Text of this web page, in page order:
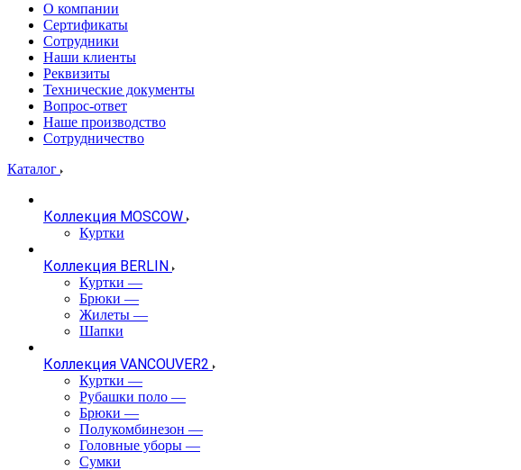
О компании
Сертификаты
Сотрудники
Наши клиенты
Реквизиты
Технические документы
Вопрос-ответ
Наше производство
Сотрудничество
Каталог
Коллекция MOSCOW
Куртки
Коллекция BERLIN
Куртки —
Брюки —
Жилеты —
Шапки
Коллекция VANCOUVER2
Куртки —
Рубашки поло —
Брюки —
Полукомбинезон —
Головные уборы —
Сумки